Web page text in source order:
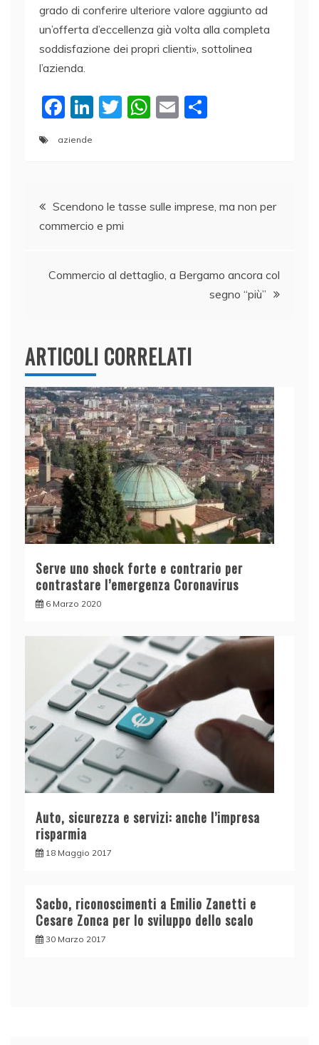
grado di conferire ulteriore valore aggiunto ad
un’offerta d’eccellenza già volta alla completa
soddisfazione dei propri clienti», sottolinea
l’azienda.
F
a
b
o
k
Li
dI
n
T
W
A
E
vi
di
aziende
Navigazione
articoli
Scendono le tasse sulle imprese, ma non per
commercio e pmi
Commercio al dettaglio, a Bergamo ancora col
segno “più”
ARTICOLI CORRELATI
Serve uno shock forte e contrario per
contrastare l’emergenza Coronavirus
6 Marzo 2020
Auto, sicurezza e servizi: anche l’impresa
risparmia
18 Maggio 2017
Sacbo, riconoscimenti a Emilio Zanetti e
Cesare Zonca per lo sviluppo dello scalo
30 Marzo 2017